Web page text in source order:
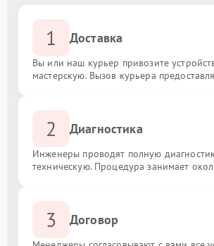
1 Доставка
Вы или наш курьер привозите
мастерскую. Вызов курьера
2 Диагностика
Инженеры проводят полную
техническую. Процедура занимает
3 Договор